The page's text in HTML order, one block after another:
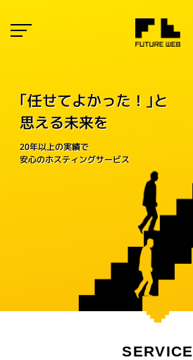
｢任せてよかった！｣と
思える未来を
20年以上の実績で
安心のホスティングサービス
SERVICE